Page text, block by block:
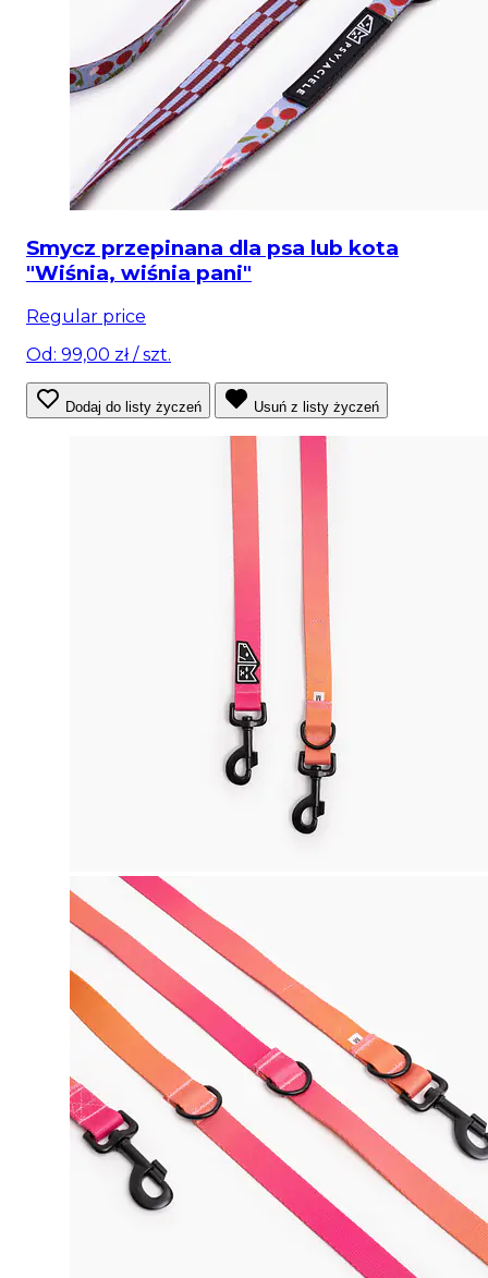
Smycz przepinana dla psa lub kota
"Wiśnia, wiśnia pani"
Regular price
Od: 99,00 zł/ szt.
Dodaj do listy życzeń Usuń z listy życzeń